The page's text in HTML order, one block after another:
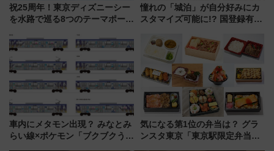
祝25周年！東京ディズニーシー
を水路で巡る8つのテーマポート
憧れの「城泊」が自分好みにカ
スタマイズ可能に!? 国登録有形
にオーダーメイド型の宿泊プラ
ンが誕生！
車内にメタモン出現？ みなとみ
らい線×ポケモン「ブクブクうみ
気になる第1位の弁当は？ グラ
ンスタ東京「東京駅限定弁当